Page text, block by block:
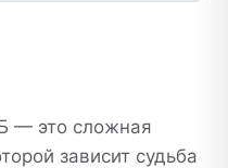
— это сложная
зависит судьба